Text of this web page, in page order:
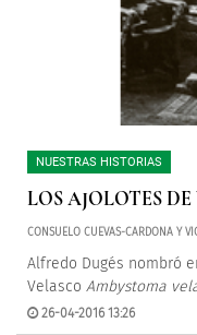
NUESTRAS HISTORIAS
LOS AJOLOTES
CONSUELO CUEVAS-CARDONA Y
Alfredo Dugés nombró
Velasco Ambystoma
26-04-2016 13:26